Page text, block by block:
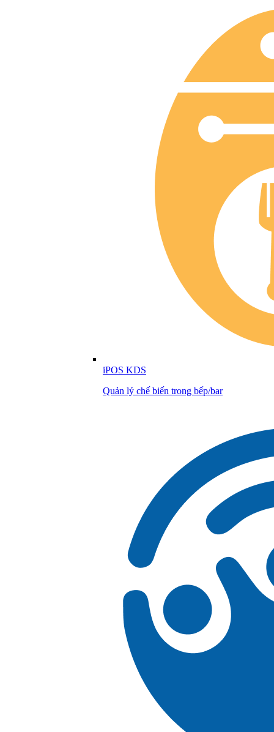
iPOS KDS
Quản lý chế biến trong bếp/bar